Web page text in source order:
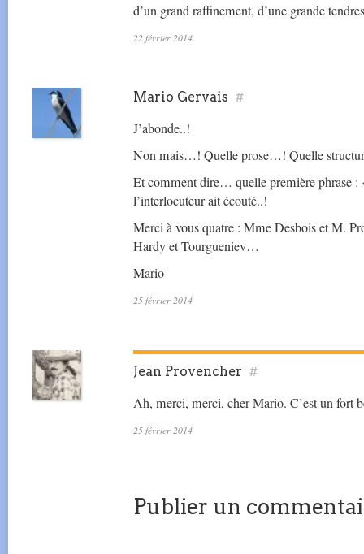
d’un grand raffinement, d’une grande
22 février 2014
Mario Gervais #
J’abonde..!
Non mais…! Quelle prose…! Quelle
Et comment dire… quelle première phrase
l’interlocuteur ait écouté..!
Merci à vous quatre : Mme Desbois et M.
Hardy et Tourgueniev…
Mario
25 février 2014
Jean Provencher #
Ah, merci, merci, cher Mario. C’est un fort
25 février 2014
Publier un